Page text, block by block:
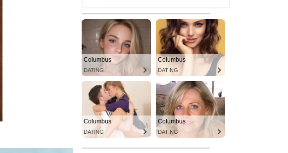
Columbus
DATING
Columbus
DATING
Columbus
DATING
Columbus
DATING